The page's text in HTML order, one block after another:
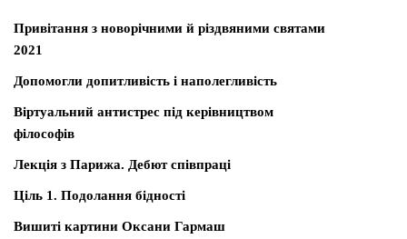
Привітання з новорічними й різдвяними святами
2021
Допомогли допитливість і наполегливість
Віртуальний антистрес під керівництвом
філософів
Лекція з Парижа. Дебют співпраці
Ціль 1. Подолання бідності
Вишиті картини Оксани Гармаш